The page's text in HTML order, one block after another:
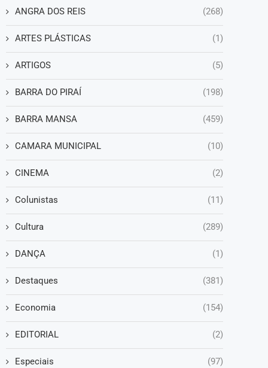
ANGRA DOS REIS (268)
ARTES PLÁSTICAS (1)
ARTIGOS (5)
BARRA DO PIRAÍ (198)
BARRA MANSA (459)
CAMARA MUNICIPAL (10)
CINEMA (2)
Colunistas (11)
Cultura (289)
DANÇA (1)
Destaques (381)
Economia (154)
EDITORIAL (2)
Especiais (97)